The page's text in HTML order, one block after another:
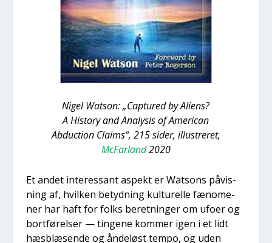
Nigel Wat­son: „Cap­tu­red by Ali­ens?
A History and Ana­ly­sis of Ame­ri­can
Abduction Claims“, 215 sider, illu­stre­ret,
McFar­land2020
Et andet inter­es­sant aspekt er Wat­sons påvis­
ning af, hvil­ken betyd­ning kul­tu­rel­le fæno­me­
ner har haft for folks beret­nin­ger om ufo­er og
bort­fø­rel­ser — tin­ge­ne kom­mer igen i et lidt
hæs­blæ­sen­de og ånde­løst tem­po, og uden